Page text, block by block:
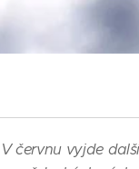
V červnu vyjde